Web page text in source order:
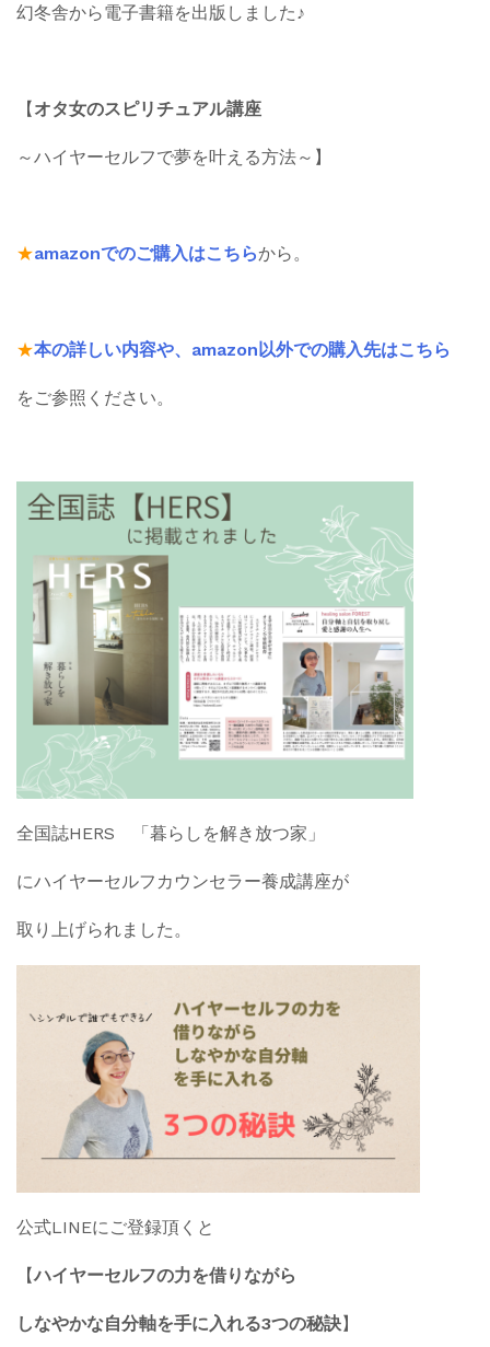
幻冬舎から電子書籍を出版しました♪
【 オタ女のスピリチュアル講座
～ハイヤーセルフで夢を叶える方法～】
★amazonでのご購入はこちらから。
★本の詳しい内容や、amazon以外での購入先はこちら
をご参照ください。
全国誌HERS 「暮らしを解き放つ家」
にハイヤーセルフカウンセラー養成講座が
取り上げられました。
公式LINEにご登録頂くと
【ハイヤーセルフの力を借りながら
しなやかな自分軸を手に入れる3つの秘訣】